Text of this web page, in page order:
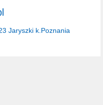
Jaryszki k.Poznania